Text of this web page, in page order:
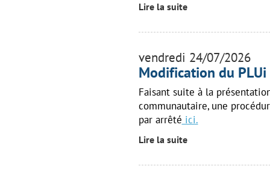
Lire la suite
vendredi 24/07/2026
Modification du PLUi
Faisant suite à la
communautaire, une
par arrêté ici.
Lire la suite